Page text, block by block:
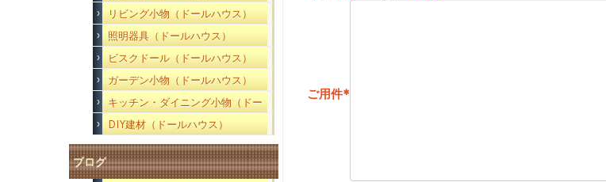
リビング小物（ドールハウス）
照明器具（ドールハウス）
ビスクドール（ドールハウス）
ガーデン小物（ドールハウス）
キッチン・ダイニング小物（ドー
ルハウス）
DIY建材（ドールハウス）
ブログ
ご用件*